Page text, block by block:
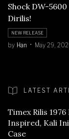
Shock DW-5600
Dirilis!
NEW RELEASE
by Han May 29,
LATEST
Timex Rilis
Inspired, Kali
Case